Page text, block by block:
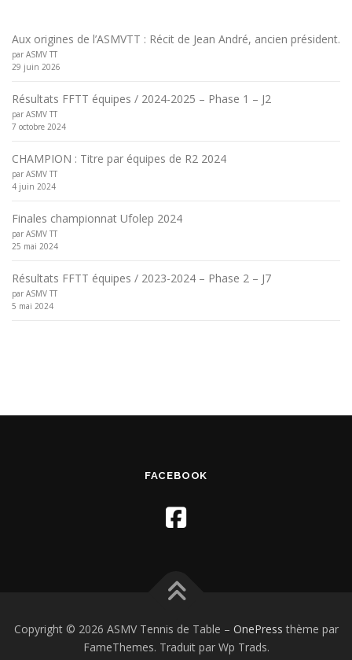
Aux origines de l’ASMVTT : Récit de Jean André, ancien président.
par ASMV TT
29 juin 2026
Résultats FFTT équipes / 2024-2025 – Phase 1 – J2
par ASMV TT
7 octobre 2024
CHAMPION : Titre par équipes de R2 2024
par ASMV TT
4 juin 2024
Finales championnat Ufolep 2024
par ASMV TT
25 mai 2024
Résultats FFTT équipes / 2023-2024 – Phase 2 – J7
par ASMV TT
5 mai 2024
FACEBOOK
Copyright © 2026 ASMV Tennis de Table – OnePress thème par
FameThemes. Traduit par Wp Trads.